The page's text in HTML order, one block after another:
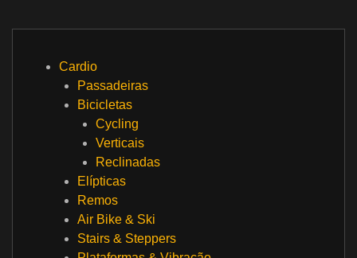
Cardio
Passadeiras
Bicicletas
Cycling
Verticais
Reclinadas
Elípticas
Remos
Air Bike & Ski
Stairs & Steppers